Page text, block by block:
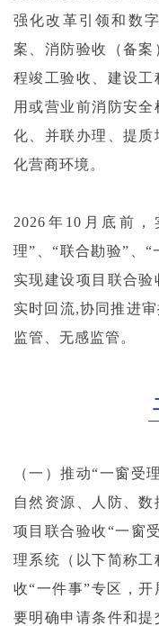
强化改革引领和数
案、消防验收（备案
程竣工验收、建设
用或营业前消防安
化、并联办理、提
化营商环境。
2026年10月底前
理”、“联合勘验”、
实现建设项目联合
实时回流,协同推进
监管、无感监管。
（一）推动“一窗受
自然资源、人防、
项目联合验收“一窗
理系统（以下简称
收“一件事”专区，开
要明确申请条件和